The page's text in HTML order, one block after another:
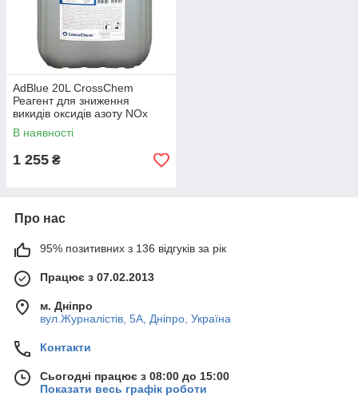
AdBlue 20L CrossChem
Реагент для зниження
викидів оксидів азоту NOx
(мочевина)
В наявності
1 255 ₴
Про нас
95% позитивних з 136 відгуків за рік
Працює з 07.02.2013
м. Дніпро
вул.Журналістів, 5А, Дніпро, Україна
Контакти
Сьогодні працює з 08:00 до 15:00
Показати весь графік роботи